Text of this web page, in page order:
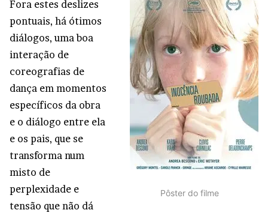
Pôster do filme
Fora estes deslizes
pontuais, há ótimos
diálogos, uma boa
interação de
coreografias de
dança em momentos
específicos da obra
e o diálogo entre ela
e os pais, que se
transforma num
misto de
perplexidade e
tensão que não dá